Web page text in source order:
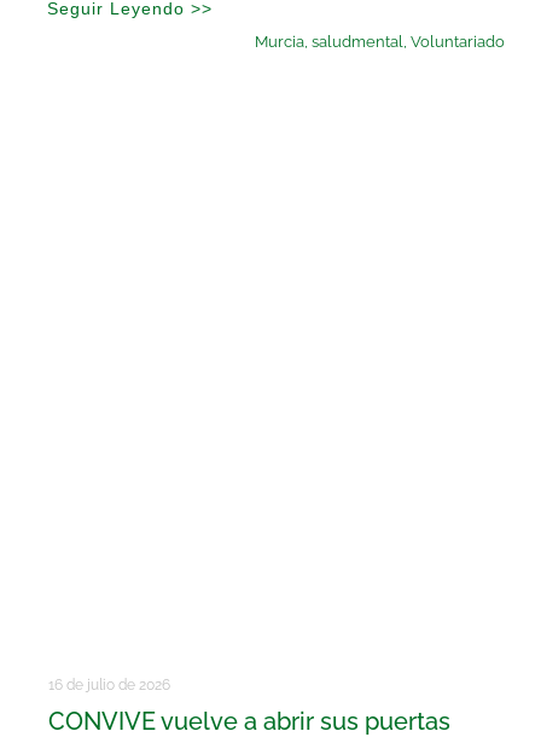
Seguir Leyendo >>
Murcia ,saludmental ,Voluntariado
16 de julio de 2026
CONVIVE vuelve a abrir sus puertas